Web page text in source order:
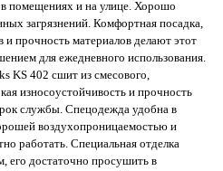
помещениях и на улице. Хорошо
загрязнений. Комфортная посадка,
прочность материалов делают этот
для ежедневного использования.
KS 402 сшит из смесового,
износоустойчивость и прочность
службы. Спецодежда удобна в
воздухопроницаемостью и
работать. Специальная отделка
его достаточно просушить в